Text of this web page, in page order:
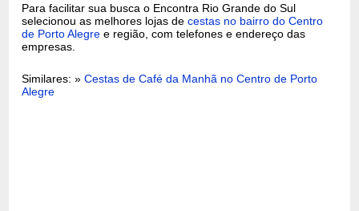
Para facilitar sua busca o Encontra Rio Grande do Sul
selecionou as melhores lojas decestas no bairro do Centro
de Porto Alegre e região, com telefones e endereço das
empresas.
Similares: »Cestas de Café da Manhã no Centro de Porto
Alegre